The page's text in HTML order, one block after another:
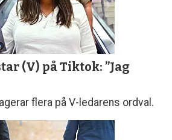
(V) på Tiktok: ”Jag
flera på V-ledarens ordval.